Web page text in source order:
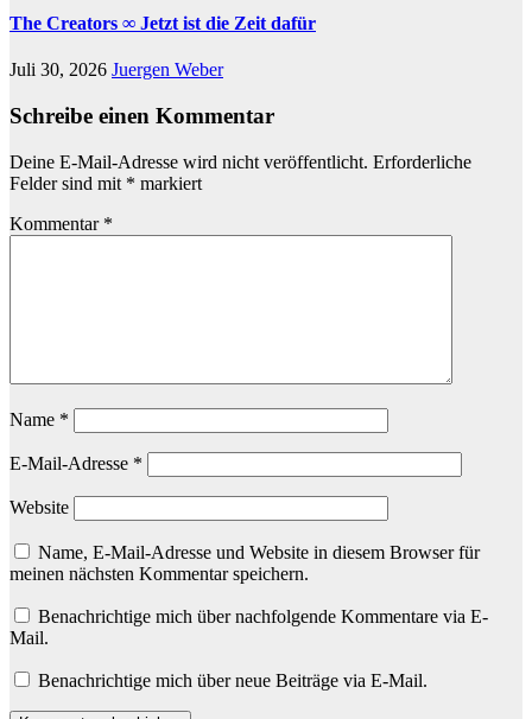
The Creators ∞ Jetzt ist die Zeit dafür
Juli 30, 2026 Juergen Weber
Schreibe einen Kommentar
Deine E-Mail-Adresse wird nicht veröffentlicht. Erforderliche
Felder sind mit * markiert
Kommentar *
Name *
E-Mail-Adresse *
Website
Name, E-Mail-Adresse und Website in diesem Browser für
meinen nächsten Kommentar speichern.
Benachrichtige mich über nachfolgende Kommentare via E-
Mail.
Benachrichtige mich über neue Beiträge via E-Mail.